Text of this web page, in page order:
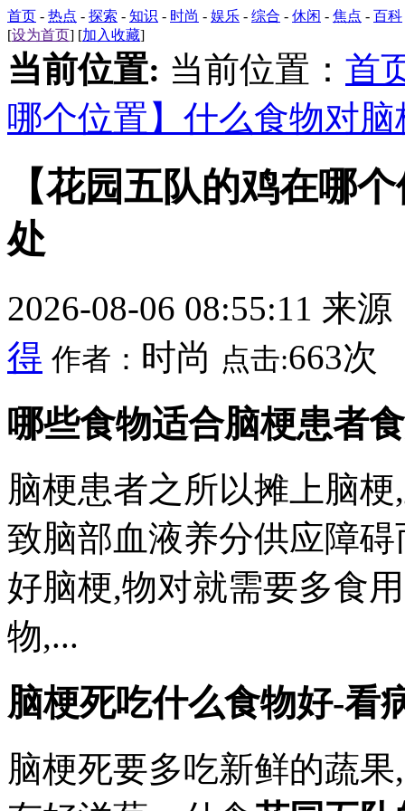
首页 - 热点 - 探索 - 知识 - 时尚 - 娱乐 - 综合 - 休闲 - 焦点 - 百科
[设为首页] [加入收藏]
当前位置: 当前位置： 首
哪个位置】什么食物对
【花园五队的鸡在哪
处
2026-08-06 08:55:11 来源
得 作者： 时尚 点击:663次
哪些食物适合脑梗患者
脑梗患者之所以摊上脑
致脑部血液养分供应障
好脑梗,物对就需要多食
物,...
脑梗死吃什么食物好-看
脑梗死要多吃新鲜的蔬